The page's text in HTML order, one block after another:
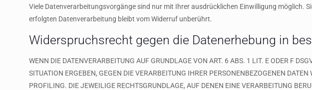
Viele Datenverarbeitungsvorgänge sind nur mit Ihrer ausdrücklichen Einwilligung möglich.
erfolgten Datenverarbeitung bleibt vom Widerruf unberührt.
Widerspruchsrecht gegen die Datenerhebung in
WENN DIE DATENVERARBEITUNG AUF GRUNDLAGE VON ART. 6 ABS. 1 LIT. E ODER F
SITUATION ERGEBEN, GEGEN DIE VERARBEITUNG IHRER PERSONENBEZOGENEN
PROFILING. DIE JEWEILIGE RECHTSGRUNDLAGE, AUF DENEN EINE VERARBEITUNG